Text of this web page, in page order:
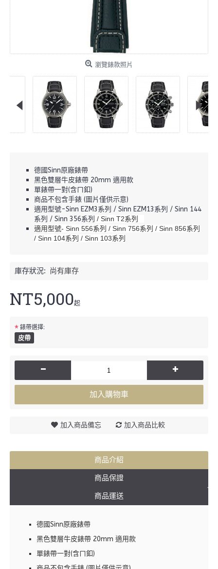
瀏覽錶款照片
德國Sinn原廠錶帶
黑色雙層牛皮錶帶 20mm 適用款
單錶帶一對(含ㄇ釦)
商品不包含手錶 (圖片僅供示意)
適用型號-Sinn EZM3系列 / Sinn EZM13系列 / Sinn 144
系列 / Sinn 356系列 / Sinn T2系列
適用型號- Sinn 556系列 / Sinn 756系列 / Sinn 856系列
/ Sinn 104系列 / Sinn 103系列
庫存狀況: 尚有庫存
NT5,000起
* 錶帶選擇:
皮帶
- +
加入購物車
加入商品備忘 加入商品比較
商品介紹
商品保證
商品運送
德國Sinn原廠錶帶
黑色雙層牛皮錶帶 20mm 適用款
單錶帶一對(含ㄇ釦)